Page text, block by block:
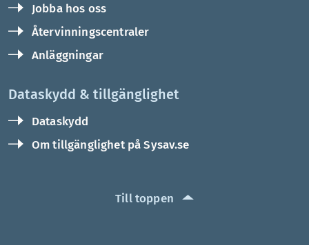
Jobba hos oss
Återvinningscentraler
Anläggningar
Dataskydd & tillgänglighet
Dataskydd
Om tillgänglighet på Sysav.se
Till toppen